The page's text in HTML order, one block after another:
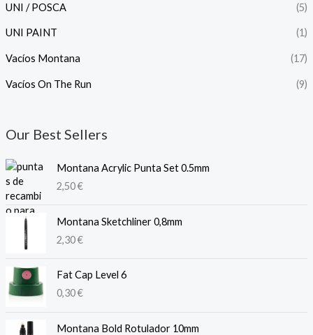
UNI / POSCA (5)
UNI PAINT (1)
Vacíos Montana (17)
Vacíos On The Run (9)
Our Best Sellers
Montana Acrylic Punta Set 0.5mm
2,50€
Montana Sketchliner 0,8mm
2,30€
Fat Cap Level 6
0,30€
Montana Bold Rotulador 10mm